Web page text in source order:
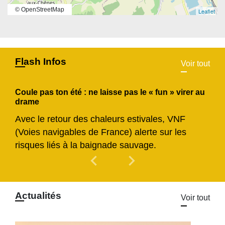
Leaflet
© OpenStreetMap
Flash Infos Voir tout
Coule pas ton été : ne laisse pas le « fun » virer au
drame
Avec le retour des chaleurs estivales, VNF
(Voies navigables de France) alerte sur les
risques liés à la baignade sauvage.
chevron_left Previous
chevron_right
Actualités Voir tout